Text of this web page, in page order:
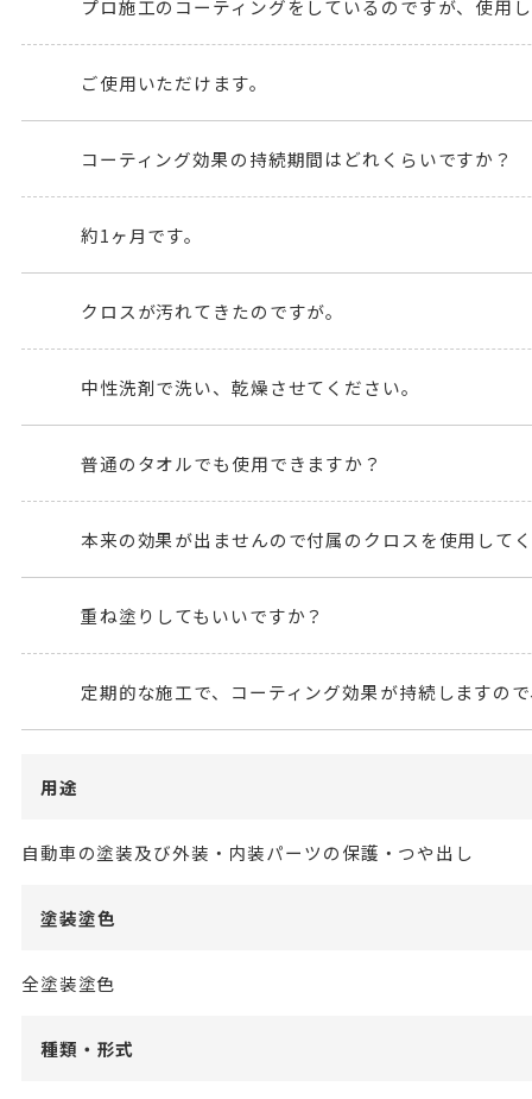
プロ施工のコーティングをしているのですが、使用
ご使用いただけます。
コーティング効果の持続期間はどれくらいですか？
約1ヶ月です。
クロスが汚れてきたのですが。
中性洗剤で洗い、乾燥させてください。
普通のタオルでも使用できますか？
本来の効果が出ませんので付属のクロスを使用して
重ね塗りしてもいいですか？
定期的な施工で、コーティング効果が持続しますの
用途
自動車の塗装及び外装・内装パーツの保護・つや出し
塗装塗色
全塗装塗色
種類・形式